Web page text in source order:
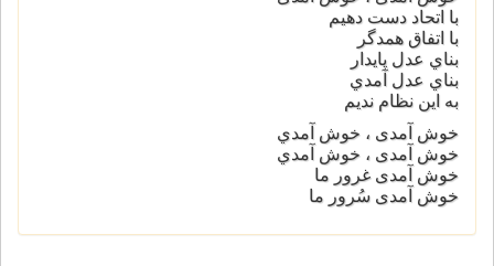
با اتحاد دست دهيم
با اتفاق همدگر
بناي عدل پايدار
بناي عدل آمدي
به اين نظام نديم
خوش آمدی ، خوش آمدي
خوش آمدی ، خوش آمدي
خوش آمدی غرور ما
خوش آمدی سُرور ما